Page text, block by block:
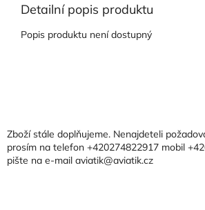
Detailní popis produktu
Popis produktu není dostupný
aZboží stále doplňujeme. Nenajdeteli
prosím na telefon +420274822917 mobil
pište na e-mail aviatik@aviatik.cz